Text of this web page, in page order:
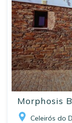
Morphosis
Celeirós do